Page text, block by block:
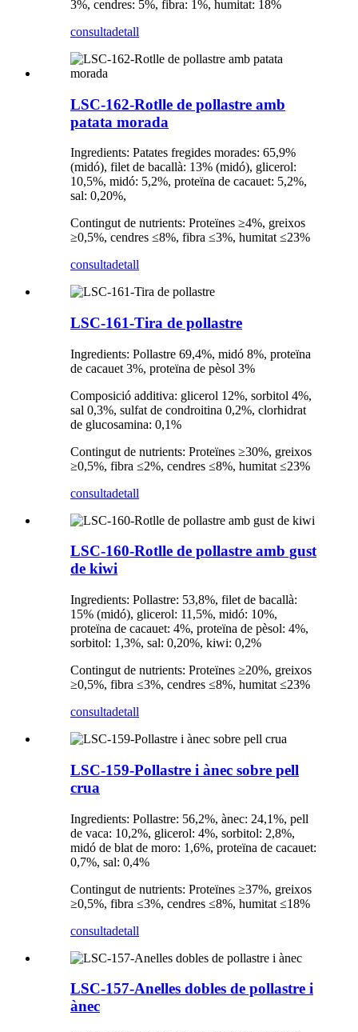
3%, cendres: 5%, fibra: 1%, humitat: 18%
consultadetall
LSC-162-Rotlle de pollastre amb
patata morada
Ingredients: Patates fregides morades: 65,9%
(midó), filet de bacallà: 13% (midó), glicerol:
10,5%, midó: 5,2%, proteïna de cacauet: 5,2%,
sal: 0,20%,
Contingut de nutrients: Proteïnes ≥4%, greixos
≥0,5%, cendres ≤8%, fibra ≤3%, humitat ≤23%
consultadetall
LSC-161-Tira de pollastre
Ingredients: Pollastre 69,4%, midó 8%, proteïna
de cacauet 3%, proteïna de pèsol 3%
Composició additiva: glicerol 12%, sorbitol 4%,
sal 0,3%, sulfat de condroitina 0,2%, clorhidrat
de glucosamina: 0,1%
Contingut de nutrients: Proteïnes ≥30%, greixos
≥0,5%, fibra ≤2%, cendres ≤8%, humitat ≤23%
consultadetall
LSC-160-Rotlle de pollastre amb gust
de kiwi
Ingredients: Pollastre: 53,8%, filet de bacallà:
15% (midó), glicerol: 11,5%, midó: 10%,
proteïna de cacauet: 4%, proteïna de pèsol: 4%,
sorbitol: 1,3%, sal: 0,20%, kiwi: 0,2%
Contingut de nutrients: Proteïnes ≥20%, greixos
≥0,5%, fibra ≤3%, cendres ≤8%, humitat ≤23%
consultadetall
LSC-159-Pollastre i ànec sobre pell
crua
Ingredients: Pollastre: 56,2%, ànec: 24,1%, pell
de vaca: 10,2%, glicerol: 4%, sorbitol: 2,8%,
midó de blat de moro: 1,6%, proteïna de cacauet:
0,7%, sal: 0,4%
Contingut de nutrients: Proteïnes ≥37%, greixos
≥0,5%, fibra ≤3%, cendres ≤8%, humitat ≤18%
consultadetall
LSC-157-Anelles dobles de pollastre i
ànec